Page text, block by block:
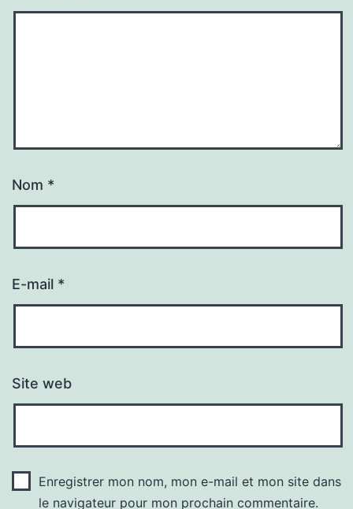
Nom *
E-mail *
Site web
Enregistrer mon nom, mon e-mail et mon site dans
le navigateur pour mon prochain commentaire.